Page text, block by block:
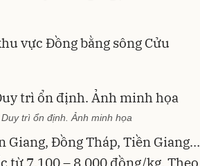
vực Đồng bằng sông Cửu
trì ổn định. Ảnh minh họa
Giang, Đồng Tháp, Tiền Giang…
từ 7.100 – 8.000 đồng/kg. Theo